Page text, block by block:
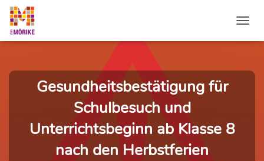
Gesundheitsbestätigung für
Schulbesuch und
Unterrichtsbeginn ab Klasse 8
nach den Herbstferien